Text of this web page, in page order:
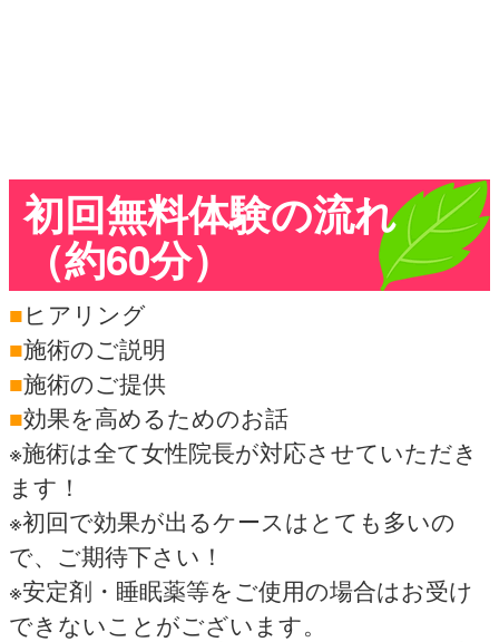
初回無料体験の流れ
（約60分）
■ヒアリング
■施術のご説明
■施術のご提供
■効果を高めるためのお話
※施術は全て女性院長が対応させていただき
ます！
※初回で効果が出るケースはとても多いの
で、ご期待下さい！
※安定剤・睡眠薬等をご使用の場合はお受け
できないことがございます。